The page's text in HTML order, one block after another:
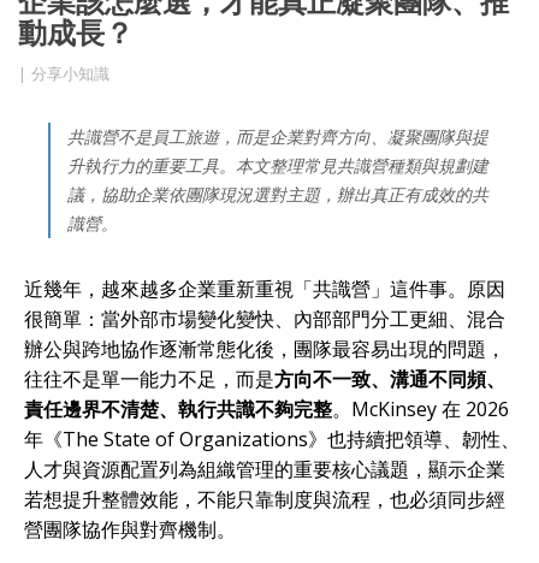
動成長？
分享小知識
共識營不是員工旅遊，而是企業對齊方向、凝聚團隊與提
升執行力的重要工具。本文整理常見共識營種類與規劃建
議，協助企業依團隊現況選對主題，辦出真正有成效的共
識營。
近幾年，越來越多企業重新重視「共識營」這件事。原因
很簡單：當外部市場變化變快、內部部門分工更細、混合
辦公與跨地協作逐漸常態化後，團隊最容易出現的問題，
往往不是單一能力不足，而是方向不一致、溝通不同頻、
責任邊界不清楚、執行共識不夠完整。McKinsey 在 2026
年《The State of Organizations》也持續把領導、韌性、
人才與資源配置列為組織管理的重要核心議題，顯示企業
若想提升整體效能，不能只靠制度與流程，也必須同步經
營團隊協作與對齊機制。